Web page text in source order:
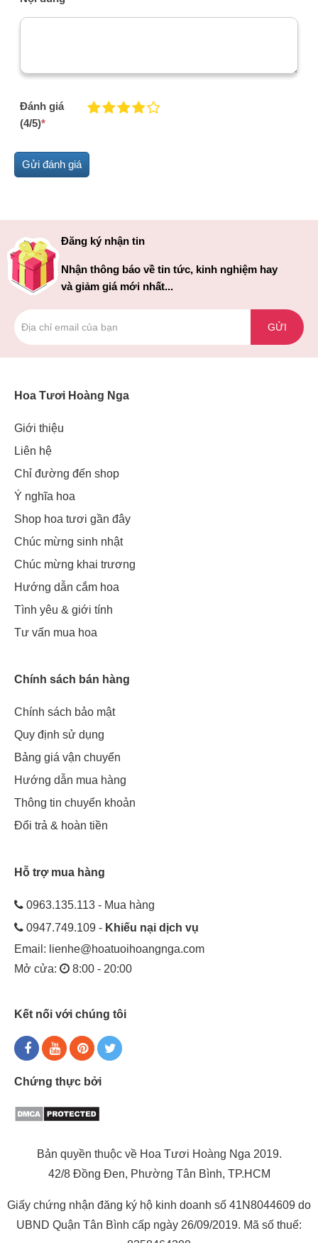
Đánh giá
(4/5)*
Đăng ký nhận tin
Nhận thông báo về tin tức, kinh nghiệm hay
và giảm giá mới nhất...
GỬI
Hoa Tươi Hoàng Nga
Giới thiệu
Liên hệ
Chỉ đường đến shop
Ý nghĩa hoa
Shop hoa tươi gần đây
Chúc mừng sinh nhật
Chúc mừng khai trương
Hướng dẫn cắm hoa
Tình yêu & giới tính
Tư vấn mua hoa
Chính sách bán hàng
Chính sách bảo mật
Quy định sử dụng
Bảng giá vận chuyển
Hướng dẫn mua hàng
Thông tin chuyển khoản
Đổi trả & hoàn tiền
Hỗ trợ mua hàng
0963.135.113 - Mua hàng
0947.749.109 - Khiếu nại dịch vụ
Email: lienhe@hoatuoihoangnga.com
Mở cửa:
8:00 - 20:00
Kết nối với chúng tôi
Chứng thực bởi
Bản quyền thuộc về Hoa Tươi Hoàng Nga 2019.
42/8 Đồng Đen, Phường Tân Bình, TP.HCM
Giấy chứng nhận đăng ký hộ kinh doanh số 41N8044609 do
UBND Quận Tân Bình cấp ngày 26/09/2019. Mã số thuế: